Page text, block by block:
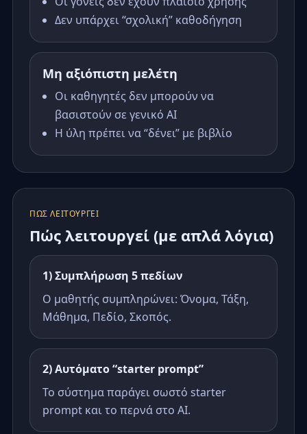
Δεν υπάρχει “σχολική” καθοδήγηση
Μη αξιόπιστη μελέτη
Οι καθηγητές δεν μπορούν να
βασιστούν σε γενικό AI
Η ύλη πρέπει να “δένει” με βιβλίο
ΠΏΣ ΛΕΙΤΟΥΡΓΕΊ
Πώς λειτουργεί (με απλά λόγια)
1) Συμπλήρωση 5 πεδίων
Ο μαθητής συμπληρώνει: Όνομα, Τάξη,
Μάθημα, Πεδίο, Σκοπός.
2) Αυτόματο “starter prompt”
Το σύστημα παράγει σωστό starter
prompt και το περνά στο AI.